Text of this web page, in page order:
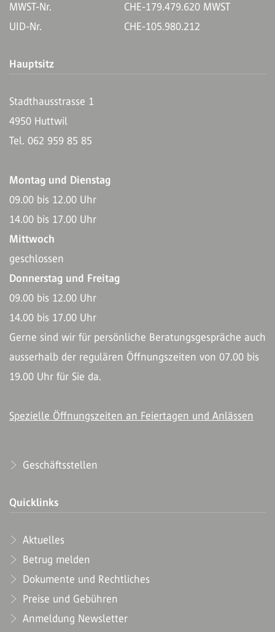
MWST-Nr.
CHE-179.479.620 MWST
UID-Nr.
CHE-105.980.212
Hauptsitz
Stadthausstrasse 1
4950 Huttwil
Tel. 062 959 85 85
Montag und Dienstag
09.00 bis 12.00 Uhr
14.00 bis 17.00 Uhr
Mittwoch
geschlossen
Donnerstag und Freitag
09.00 bis 12.00 Uhr
14.00 bis 17.00 Uhr
Gerne sind wir für persönliche Beratungsgespräche auch
ausserhalb der regulären Öffnungszeiten von 07.00 bis
19.00 Uhr für Sie da.
Spezielle Öffnungszeiten an Feiertagen und Anlässen
Geschäftsstellen
Quicklinks
Aktuelles
Betrug melden
Dokumente und Rechtliches
Preise und Gebühren
Anmeldung Newsletter